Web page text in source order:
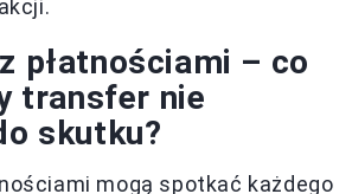
płatnościami – co
transfer nie
skutku?
mogą spotkać każdego